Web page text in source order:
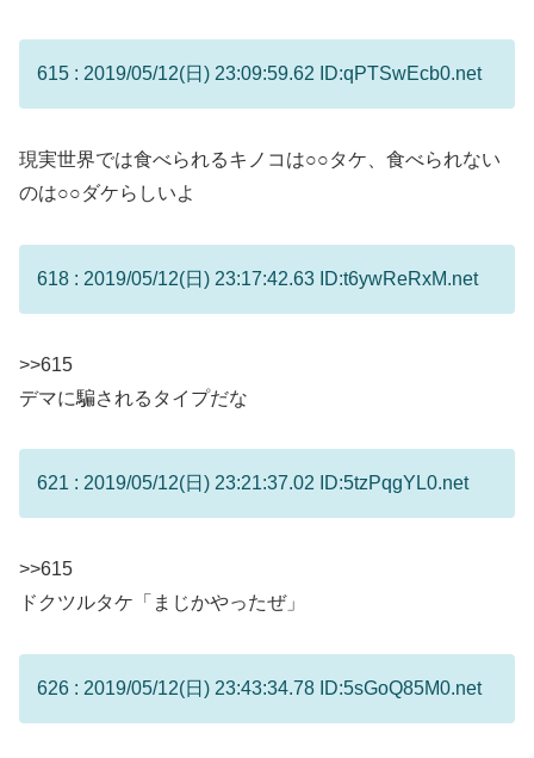
615 : 2019/05/12(日) 23:09:59.62 ID:qPTSwEcb0.net
現実世界では食べられるキノコは○○タケ、食べられない
のは○○ダケらしいよ
618 : 2019/05/12(日) 23:17:42.63 ID:t6ywReRxM.net
>>615
デマに騙されるタイプだな
621 : 2019/05/12(日) 23:21:37.02 ID:5tzPqgYL0.net
>>615
ドクツルタケ「まじかやったぜ」
626 : 2019/05/12(日) 23:43:34.78 ID:5sGoQ85M0.net